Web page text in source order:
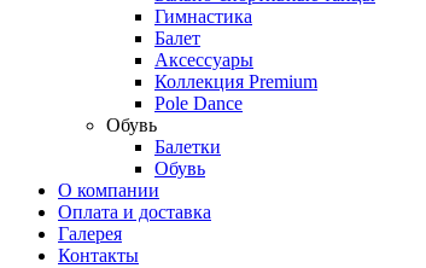
Гимнастика
Балет
Аксессуары
Коллекция Premium
Pole Dance
Обувь
Балетки
Обувь
О компании
Оплата и доставка
Галерея
Контакты